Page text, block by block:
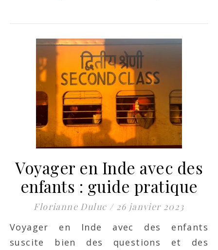
Voyager en Inde avec des
enfants : guide pratique
Florianne Duluc / 26 janvier 2023
Voyager en Inde avec des enfants
suscite bien des questions et des